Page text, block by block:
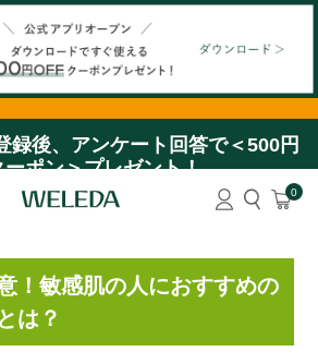
ーポン＞プレゼント！
ン】ダウンロードですぐ使える＜
クーポン＞プレゼント！
0
！敏感肌の人におすすめの
は？